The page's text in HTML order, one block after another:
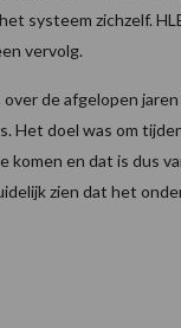
systeem zichzelf.
vervolg.
de afgelopen
Het doel was om
komen en dat is dus
zien dat het